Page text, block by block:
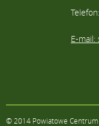
E-
© 2014 Powiatowe